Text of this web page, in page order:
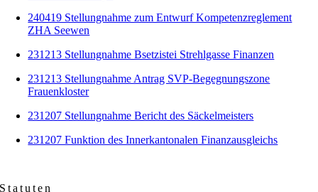
240419 Stellungnahme zum Entwurf Kompetenzreglement
ZHA Seewen
231213 Stellungnahme Bsetzistei Strehlgasse Finanzen
231213 Stellungnahme Antrag SVP-Begegnungszone
Frauenkloster
231207 Stellungnahme Bericht des Säckelmeisters
231207 Funktion des Innerkantonalen Finanzausgleichs
Statuten